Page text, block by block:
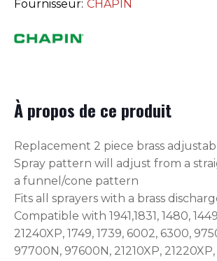
Fournisseur: CHAPIN
À propos de ce produit
Replacement 2 piece brass
Spray pattern will adjust from a
a funnel/cone pattern
Fits all sprayers with a brass
Compatible with 1941,1831, 1480,
21240XP, 1749, 1739, 6002, 6300,
97700N, 97600N, 21210XP, 21220XP,